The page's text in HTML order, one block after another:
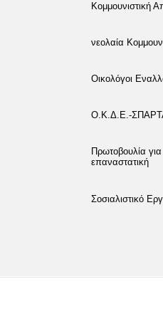
Κομμουνιστική
νεολαία
Οικολόγοι
Ο.Κ.Δ.Ε.-
Πρωτοβουλία
επαναστατική
Σοσιαλιστικό